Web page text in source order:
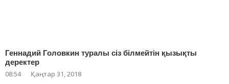
Геннадий Головкин туралы сіз білмейтін қызықты
деректер
08:54 Қаңтар 31, 2018